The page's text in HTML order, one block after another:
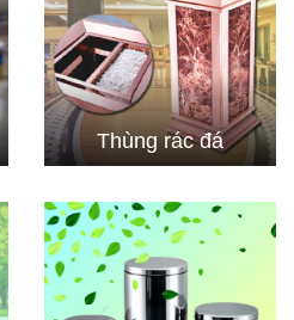
Thùng rác đá